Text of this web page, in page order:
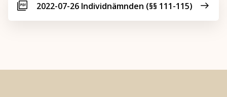
2022-07-26 Individnämnden (§§ 111-115)